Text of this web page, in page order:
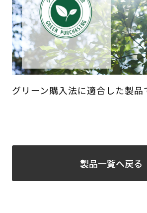
グリーン購入法に適合した製品
製品一覧へ戻る